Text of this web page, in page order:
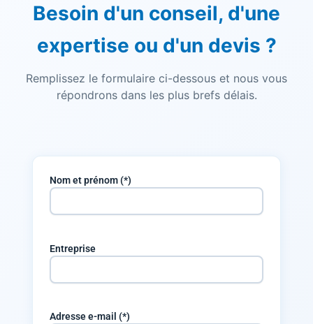
Besoin d'un conseil, d'une
expertise ou d'un devis ?
Remplissez le formulaire ci-dessous et nous vous
répondrons dans les plus brefs délais.
Nom et prénom (*)
Entreprise
Adresse e-mail (*)